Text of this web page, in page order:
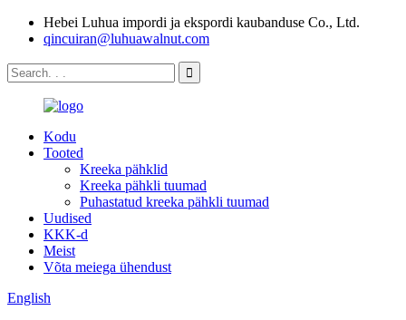
Hebei Luhua impordi ja ekspordi kaubanduse Co., Ltd.
qincuiran@luhuawalnut.com
Kodu
Tooted
Kreeka pähklid
Kreeka pähkli tuumad
Puhastatud kreeka pähkli tuumad
Uudised
KKK-d
Meist
Võta meiega ühendust
English